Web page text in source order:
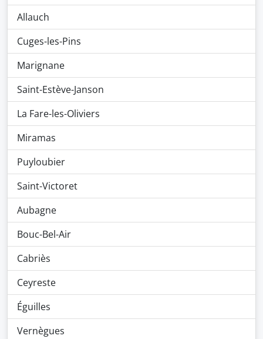
Allauch
Cuges-les-Pins
Marignane
Saint-Estève-Janson
La Fare-les-Oliviers
Miramas
Puyloubier
Saint-Victoret
Aubagne
Bouc-Bel-Air
Cabriès
Ceyreste
Éguilles
Vernègues